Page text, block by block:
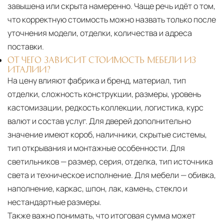
завышена или скрыта намеренно. Чаще речь идёт о том,
что корректную стоимость можно назвать только после
уточнения модели, отделки, количества и адреса
поставки.
ОТ ЧЕГО ЗАВИСИТ СТОИМОСТЬ МЕБЕЛИ ИЗ
ИТАЛИИ?
На цену влияют фабрика и бренд, материал, тип
отделки, сложность конструкции, размеры, уровень
кастомизации, редкость коллекции, логистика, курс
валют и состав услуг. Для дверей дополнительно
значение имеют короб, наличники, скрытые системы,
тип открывания и монтажные особенности. Для
светильников — размер, серия, отделка, тип источника
света и техническое исполнение. Для мебели — обивка,
наполнение, каркас, шпон, лак, камень, стекло и
нестандартные размеры.
Также важно понимать, что итоговая сумма может